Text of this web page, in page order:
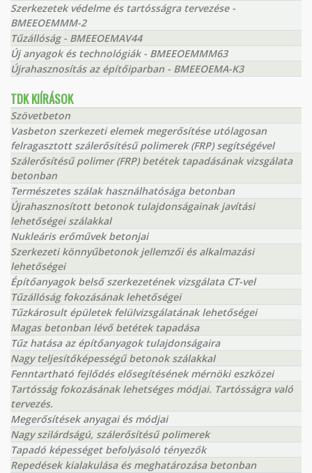
Szerkezetek védelme és tartósságra tervezése -
BMEEOEMMM-2
Tűzállóság - BMEEOEMAV44
Új anyagok és technológiák - BMEEOEMMM63
Újrahasznosítás az építőiparban - BMEEOEMA-K3
TDK KIÍRÁSOK
Szövetbeton
Vasbeton szerkezeti elemek megerősítése utólagosan
felragasztott szálerősítésű polimerek (FRP) segítségével
Szálerősítésű polimer (FRP) betétek tapadásának vizsgálata
betonban
Természetes szálak használhatósága betonban
Újrahasznosított betonok tulajdonságainak javítási
lehetőségei szálakkal
Nukleáris erőművek betonjai
Szerkezeti könnyűbetonok jellemzői és alkalmazási
lehetőségei
Építőanyagok belső szerkezetének vizsgálata CT-vel
Tűzállóság fokozásának lehetőségei
Tűzkárosult épületek felülvizsgálatának lehetőségei
Magas betonban lévő betétek tapadása
Tűz hatása az építőanyagok tulajdonságaira
Nagy teljesítőképességű betonok szálakkal
Fenntartható fejlődés elősegítésének mérnöki eszközei
Tartósság fokozásának lehetséges módjai. Tartósságra való
tervezés.
Megerősítések anyagai és módjai
Nagy szilárdságú, szálerősítésű polimerek
Tapadó képességet befolyásoló tényezők
Repedések kialakulása és meghatározása betonban